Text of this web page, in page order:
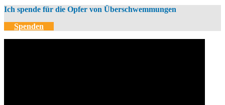
Ich spende für die Opfer von Überschwemmungen
Spenden